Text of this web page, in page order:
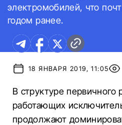
электромобилей, что
годом ранее.
18 ЯНВАРЯ 2019, 11:05
В структуре первичного
работающих
продолжают